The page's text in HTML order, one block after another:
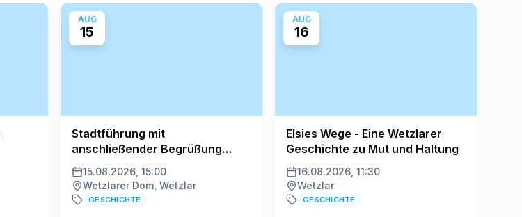
AUG
15
Stadtführung mit
anschließender Begrüßung
durch die junge Lotte
15.08.2026, 15:00
Wetzlarer Dom, Wetzlar
GESCHICHTE
AUG
16
Elsies Wege - Eine Wetzlarer
Geschichte zu Mut und Haltung
16.08.2026, 11:30
Wetzlar
GESCHICHTE